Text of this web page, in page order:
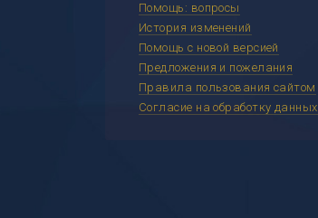
Помощь: вопросы
История изменений
Помощь с новой версией
Предложения и пожелания
Правила пользования сайтом
Согласие на обработку данных